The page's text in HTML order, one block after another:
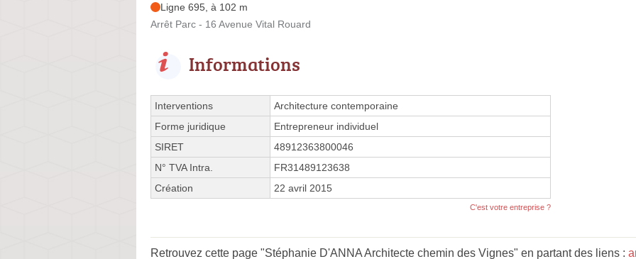
Ligne 695, à 102 m
Arrêt Parc - 16 Avenue Vital Rouard
Informations
Interventions
Architecture contemporaine
Forme juridique
Entrepreneur individuel
SIRET
48912363800046
N° TVA Intra.
FR31489123638
Création
22 avril 2015
C'est votre entreprise ?
Retrouvez cette page "Stéphanie D'ANNA Architecte chemin des Vignes" en partant des liens :